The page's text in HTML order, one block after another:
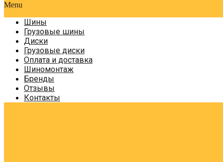
Menu
Шины
Грузовые шины
Диски
Грузовые диски
Оплата и доставка
Шиномонтаж
Бренды
Отзывы
Контакты